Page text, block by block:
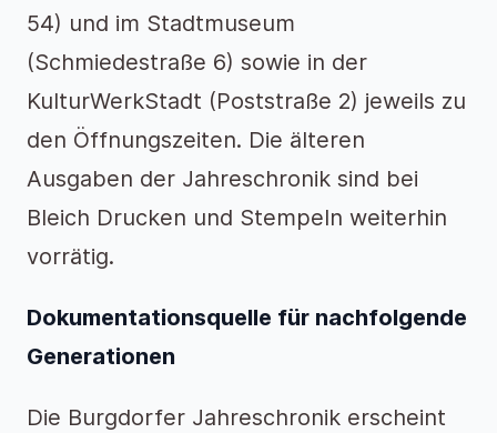
54) und im Stadtmuseum
(Schmiedestraße 6) sowie in der
KulturWerkStadt (Poststraße 2) jeweils zu
den Öffnungszeiten. Die älteren
Ausgaben der Jahreschronik sind bei
Bleich Drucken und Stempeln weiterhin
vorrätig.
Dokumentationsquelle für nachfolgende
Generationen
Die Burgdorfer Jahreschronik erscheint